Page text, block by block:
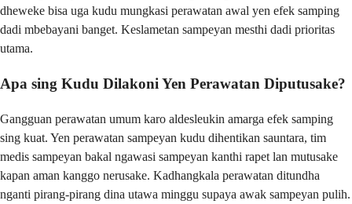
dheweke bisa uga kudu mungkasi perawatan awal yen efek samping
dadi mbebayani banget. Keslametan sampeyan mesthi dadi prioritas
utama.
Apa sing Kudu Dilakoni Yen Perawatan Diputusake?
Gangguan perawatan umum karo aldesleukin amarga efek samping
sing kuat. Yen perawatan sampeyan kudu dihentikan sauntara, tim
medis sampeyan bakal ngawasi sampeyan kanthi rapet lan mutusake
kapan aman kanggo nerusake. Kadhangkala perawatan ditundha
nganti pirang-pirang dina utawa minggu supaya awak sampeyan pulih.